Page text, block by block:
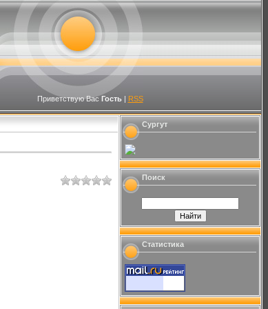
Приветствую Вас Гость| RSS
Сургут
Поиск
Статистика